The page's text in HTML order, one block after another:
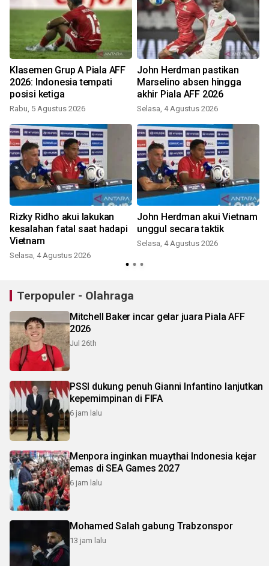
Klasemen Grup A Piala AFF
2026: Indonesia tempati
posisi ketiga
Rabu, 5 Agustus 2026
John Herdman pastikan
Marselino absen hingga
akhir Piala AFF 2026
Selasa, 4 Agustus 2026
Rizky Ridho akui lakukan
kesalahan fatal saat hadapi
Vietnam
Selasa, 4 Agustus 2026
John Herdman akui Vietnam
unggul secara taktik
Selasa, 4 Agustus 2026
Terpopuler - Olahraga
Mitchell Baker incar gelar juara Piala AFF
2026
Jul 26th
PSSI dukung penuh Gianni Infantino lanjutkan
kepemimpinan di FIFA
6 jam lalu
Menpora inginkan muaythai Indonesia kejar
emas di SEA Games 2027
6 jam lalu
Mohamed Salah gabung Trabzonspor
13 jam lalu